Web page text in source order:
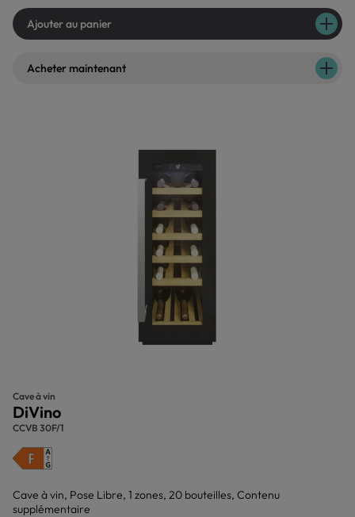
Ajouter au panier
Acheter maintenant
Cave à vin
DiVino
CCVB 30F/1
Cave à vin, Pose Libre, 1 zones, 20 bouteilles, Contenu
supplémentaire